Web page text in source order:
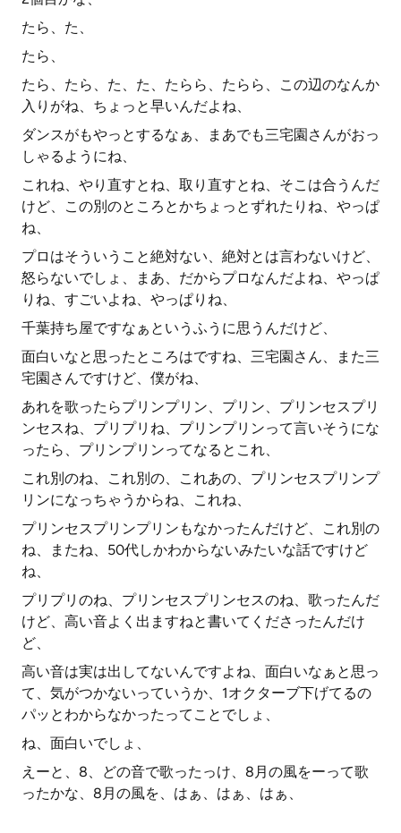
たら、た、
たら、
たら、たら、た、た、たらら、たらら、この辺のなんか
入りがね、ちょっと早いんだよね、
ダンスがもやっとするなぁ、まあでも三宅園さんがおっ
しゃるようにね、
これね、やり直すとね、取り直すとね、そこは合うんだ
けど、この別のところとかちょっとずれたりね、やっぱ
ね、
プロはそういうこと絶対ない、絶対とは言わないけど、
怒らないでしょ、まあ、だからプロなんだよね、やっぱ
りね、すごいよね、やっぱりね、
千葉持ち屋ですなぁというふうに思うんだけど、
面白いなと思ったところはですね、三宅園さん、また三
宅園さんですけど、僕がね、
あれを歌ったらプリンプリン、プリン、プリンセスプリ
ンセスね、プリプリね、プリンプリンって言いそうにな
ったら、プリンプリンってなるとこれ、
これ別のね、これ別の、これあの、プリンセスプリンプ
リンになっちゃうからね、これね、
プリンセスプリンプリンもなかったんだけど、これ別の
ね、またね、50代しかわからないみたいな話ですけど
ね、
プリプリのね、プリンセスプリンセスのね、歌ったんだ
けど、高い音よく出ますねと書いてくださったんだけ
ど、
高い音は実は出してないんですよね、面白いなぁと思っ
て、気がつかないっていうか、1オクターブ下げてるの
パッとわからなかったってことでしょ、
ね、面白いでしょ、
えーと、8、どの音で歌ったっけ、8月の風をーって歌
ったかな、8月の風を、はぁ、はぁ、はぁ、